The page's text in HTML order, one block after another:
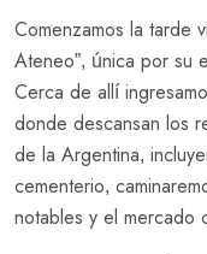
Comenzamos la tarde
Ateneo”, única por su
Cerca de allí
donde descansan los
de la Argentina,
cementerio,
notables y el mercado